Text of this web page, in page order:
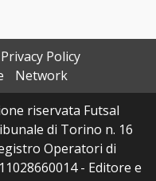
Privacy Policy
Network
riservata Futsal
di Torino n. 16
Operatori di
- Editore e